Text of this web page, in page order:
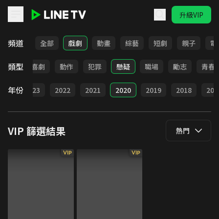
升級VIP
頻道 全部 戲劇 動畫 綜藝 短劇 親子 電
類型
驚悚 喜劇 動作 犯罪 懸疑 職場 勵志 青春
年份 2023 2022 2021 2020 2019 2018
VIP 篩選結果 熱門
VIP VIP